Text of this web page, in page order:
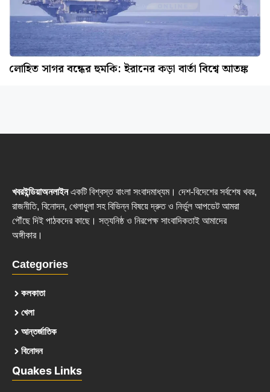
লোহিত সাগর বন্ধের হুমকি: ইরানের কড়া বার্তা বিশ্বে আতঙ্ক
খবরইন্ডিয়াঅনলাইনএকটি বিশ্বস্ত বাংলা সংবাদমাধ্যম। দেশ-বিদেশের সর্বশেষ খবর,
রাজনীতি, বিনোদন, খেলাধুলা সহ বিভিন্ন বিষয়ে দ্রুত ও নির্ভুল আপডেট আমরা
পৌঁছে দিই পাঠকদের কাছে। সত্যনিষ্ঠ ও নিরপেক্ষ সাংবাদিকতাই আমাদের
অঙ্গীকার।
Categories
কলকাতা
খেলা
আন্তর্জাতিক
বিনোদন
Quakes Links